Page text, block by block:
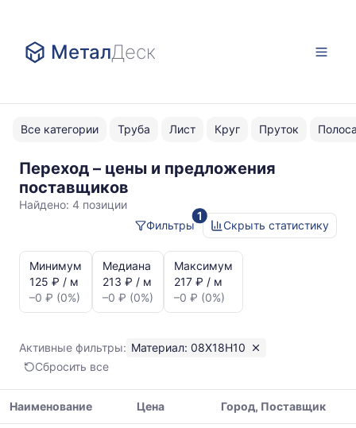
МеталДеск
Все категории Труба Лист Круг Пруток
Переход – цены и предложения
поставщиков
Найдено: 4 позиции
1
Фильтры
Скрыть статистику
динамика
цен:
Переход
Показаны
минимальная,
медианная
и
максимальная
Минимум
125 ₽ / м
–0 ₽ (0%)
Медиана
213 ₽ / м
–0 ₽ (0%)
Максимум
217 ₽ / м
–0 ₽ (0%)
Активные фильтры: Материал: 08Х18Н10
Сбросить все
Наименование Цена Город, Поставщик